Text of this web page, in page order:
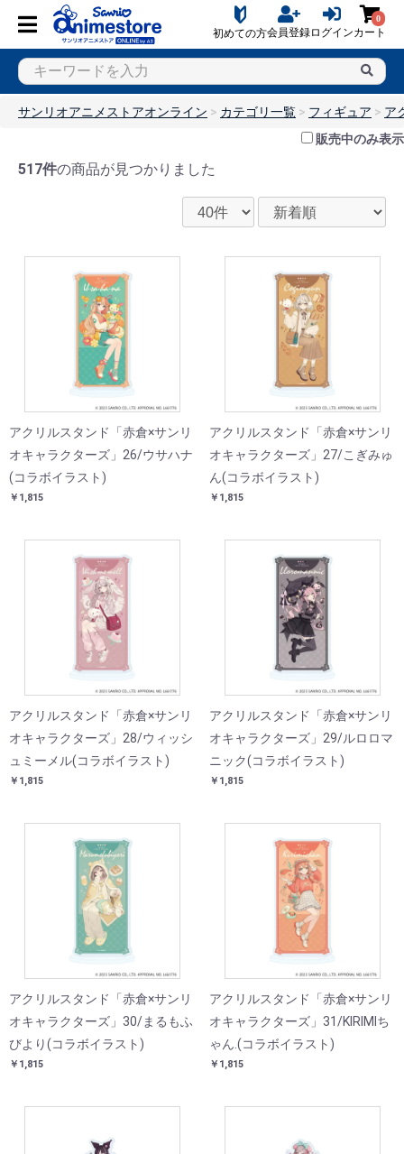
初めての方会員登録ログイン
0
カート
サンリオアニメストアオンライン カテゴリ一覧 フィギュア
ア
販売中のみ表示
517件の商品が見つかりました
アクリルスタンド「赤倉×サンリ
オキャラクターズ」26/ウサハナ
(コラボイラスト)
￥1,815
アクリルスタンド「赤倉×サンリ
オキャラクターズ」27/こぎみゅ
ん(コラボイラスト)
￥1,815
アクリルスタンド「赤倉×サンリ
オキャラクターズ」28/ウィッシ
ュミーメル(コラボイラスト)
￥1,815
アクリルスタンド「赤倉×サンリ
オキャラクターズ」29/ルロロマ
ニック(コラボイラスト)
￥1,815
アクリルスタンド「赤倉×サンリ
オキャラクターズ」30/まるもふ
びより(コラボイラスト)
￥1,815
アクリルスタンド「赤倉×サンリ
オキャラクターズ」31/KIRIMIち
ゃん.(コラボイラスト)
￥1,815